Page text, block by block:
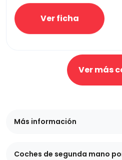
Ver ficha
Ver más
Más información
Coches de segunda mano